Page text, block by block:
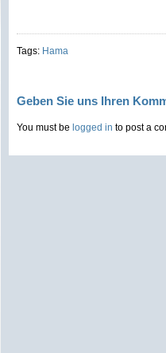
Tags: Hama
Geben Sie uns Ihren
You must be logged in to post a